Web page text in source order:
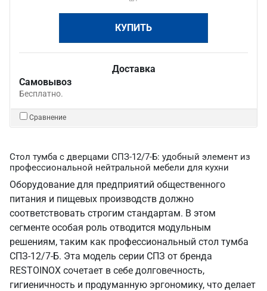
КУПИТЬ
Доставка
Самовывоз
Бесплатно.
Сравнение
Стол тумба с дверцами СПЗ-12/7-Б: удобный элемент из
профессиональной нейтральной мебели для кухни
Оборудование для предприятий общественного
питания и пищевых производств должно
соответствовать строгим стандартам. В этом
сегменте особая роль отводится модульным
решениям, таким как профессиональный стол тумба
СПЗ-12/7-Б. Эта модель серии СПЗ от бренда
RESTOINOX сочетает в себе долговечность,
гигиеничность и продуманную эргономику, что делает